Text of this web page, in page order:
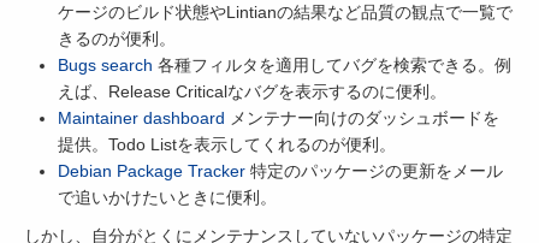
ケージのビルド状態やLintianの結果など品質の観点で一覧で
きるのが便利。
Bugs search 各種フィルタを適用してバグを検索できる。例
えば、Release Criticalなバグを表示するのに便利。
Maintainer dashboard メンテナー向けのダッシュボードを
提供。Todo Listを表示してくれるのが便利。
Debian Package Tracker特定のパッケージの更新をメール
で追いかけたいときに便利。
しかし、自分がとくにメンテナンスしていないパッケージの特定